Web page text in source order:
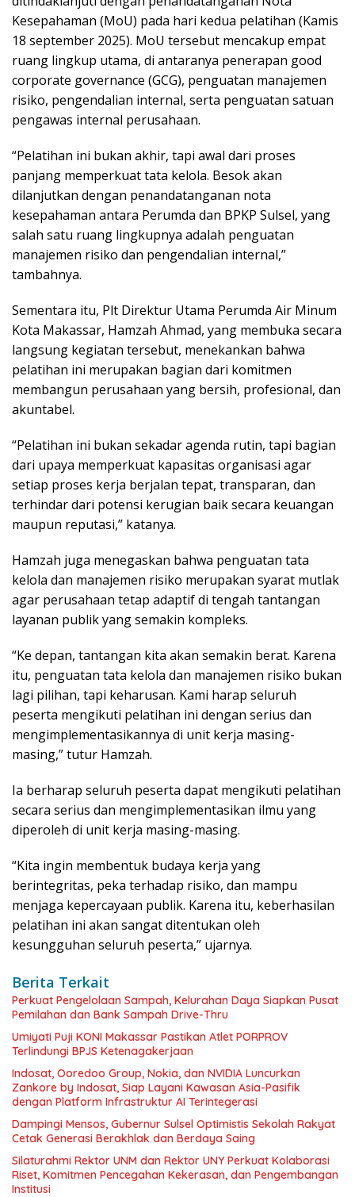
Kesepahaman (MoU) pada hari kedua pelatihan (Kamis
18 september 2025). MoU tersebut mencakup empat
ruang lingkup utama, di antaranya penerapan good
corporate governance (GCG), penguatan manajemen
risiko, pengendalian internal, serta penguatan satuan
pengawas internal perusahaan.
“Pelatihan ini bukan akhir, tapi awal dari proses
panjang memperkuat tata kelola. Besok akan
dilanjutkan dengan penandatanganan nota
kesepahaman antara Perumda dan BPKP Sulsel, yang
salah satu ruang lingkupnya adalah penguatan
manajemen risiko dan pengendalian internal,”
tambahnya.
Sementara itu, Plt Direktur Utama Perumda Air Minum
Kota Makassar, Hamzah Ahmad, yang membuka secara
langsung kegiatan tersebut, menekankan bahwa
pelatihan ini merupakan bagian dari komitmen
membangun perusahaan yang bersih, profesional, dan
akuntabel.
“Pelatihan ini bukan sekadar agenda rutin, tapi bagian
dari upaya memperkuat kapasitas organisasi agar
setiap proses kerja berjalan tepat, transparan, dan
terhindar dari potensi kerugian baik secara keuangan
maupun reputasi,” katanya.
Hamzah juga menegaskan bahwa penguatan tata
kelola dan manajemen risiko merupakan syarat mutlak
agar perusahaan tetap adaptif di tengah tantangan
layanan publik yang semakin kompleks.
“Ke depan, tantangan kita akan semakin berat. Karena
itu, penguatan tata kelola dan manajemen risiko bukan
lagi pilihan, tapi keharusan. Kami harap seluruh
peserta mengikuti pelatihan ini dengan serius dan
mengimplementasikannya di unit kerja masing-
masing,” tutur Hamzah.
Ia berharap seluruh peserta dapat mengikuti pelatihan
secara serius dan mengimplementasikan ilmu yang
diperoleh di unit kerja masing-masing.
“Kita ingin membentuk budaya kerja yang
berintegritas, peka terhadap risiko, dan mampu
menjaga kepercayaan publik. Karena itu, keberhasilan
pelatihan ini akan sangat ditentukan oleh
kesungguhan seluruh peserta,” ujarnya.
Berita Terkait
Perkuat Pengelolaan Sampah, Kelurahan Daya Siapkan Pusat
Pemilahan dan Bank Sampah Drive-Thru
Umiyati Puji KONI Makassar Pastikan Atlet PORPROV
Terlindungi BPJS Ketenagakerjaan
Indosat, Ooredoo Group, Nokia, dan NVIDIA Luncurkan
Zankore by Indosat, Siap Layani Kawasan Asia-Pasifik
dengan Platform Infrastruktur AI Terintegerasi
Dampingi Mensos, Gubernur Sulsel Optimistis Sekolah Rakyat
Cetak Generasi Berakhlak dan Berdaya Saing
Silaturahmi Rektor UNM dan Rektor UNY Perkuat Kolaborasi
Riset, Komitmen Pencegahan Kekerasan, dan Pengembangan
Institusi